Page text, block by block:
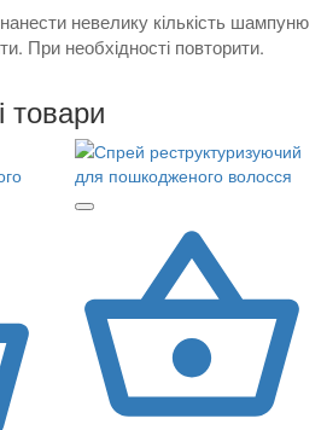
нанести невелику кількість шампуню
При необхідності повторити.
товари